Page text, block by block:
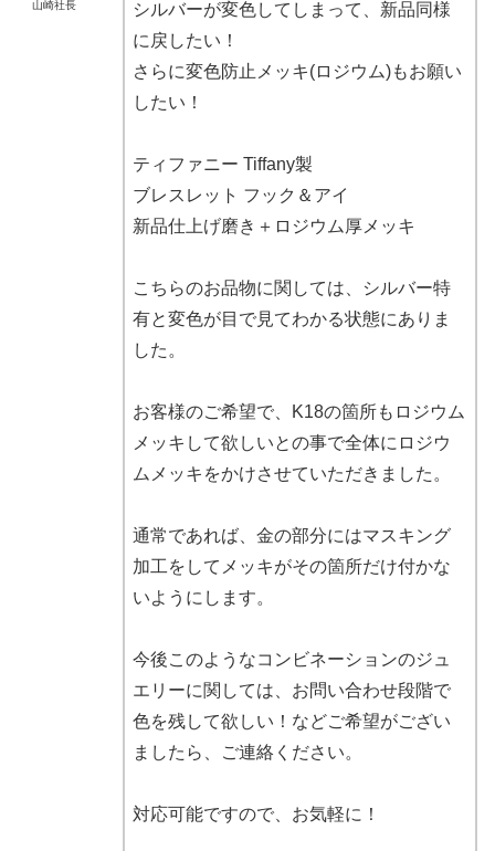
山崎社長
シルバーが変色してしまって、新品同様
に戻したい！
さらに変色防止メッキ(ロジウム)もお願い
したい！
ティファニー Tiffany製
ブレスレット フック＆アイ
新品仕上げ磨き＋ロジウム厚メッキ
こちらのお品物に関しては、シルバー特
有と変色が目で見てわかる状態にありま
した。
お客様のご希望で、K18の箇所もロジウム
メッキして欲しいとの事で全体にロジウ
ムメッキをかけさせていただきました。
通常であれば、金の部分にはマスキング
加工をしてメッキがその箇所だけ付かな
いようにします。
今後このようなコンビネーションのジュ
エリーに関しては、お問い合わせ段階で
色を残して欲しい！などご希望がござい
ましたら、ご連絡ください。
対応可能ですので、お気軽に！